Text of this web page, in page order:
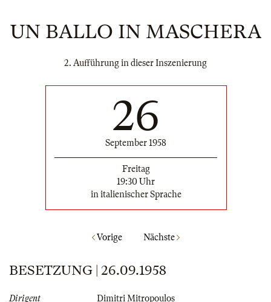
UN BALLO IN MASCHERA
2. Aufführung in dieser Inszenierung
26
September 1958
Freitag
19:30 Uhr
in italienischer Sprache
Vorige Nächste
BESETZUNG | 26.09.1958
Dirigent
Dimitri Mitropoulos